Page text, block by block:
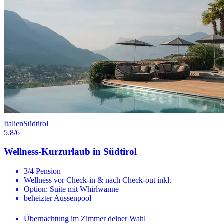
ItalienSüdtirol
5.8/6
Wellness-Kurzurlaub in Südtirol
3/4 Pension
Wellness vor Check-in & nach Check-out inkl.
Option: Suite mit Whirlwanne
beheizter Aussenpool
Übernachtung im Zimmer deiner Wahl